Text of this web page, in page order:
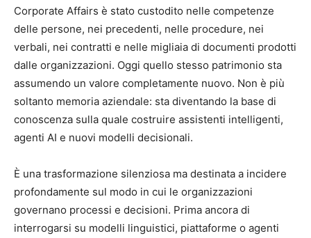
Corporate Affairs è stato custodito nelle competenze
delle persone, nei precedenti, nelle procedure, nei
verbali, nei contratti e nelle migliaia di documenti prodotti
dalle organizzazioni. Oggi quello stesso patrimonio sta
assumendo un valore completamente nuovo. Non è più
soltanto memoria aziendale: sta diventando la base di
conoscenza sulla quale costruire assistenti intelligenti,
agenti AI e nuovi modelli decisionali.
È una trasformazione silenziosa ma destinata a incidere
profondamente sul modo in cui le organizzazioni
governano processi e decisioni. Prima ancora di
interrogarsi su modelli linguistici, piattaforme o agenti